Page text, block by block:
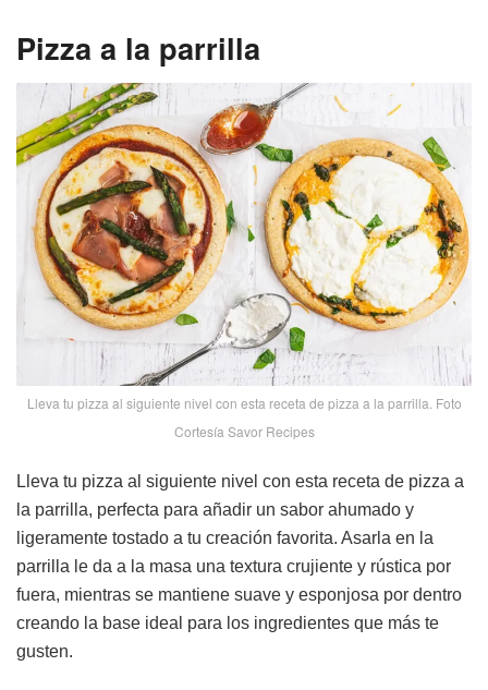
Pizza a la parrilla
Lleva tu pizza al siguiente nivel con esta receta de pizza a la parrilla. Foto
Cortesía Savor Recipes
Lleva tu pizza al siguiente nivel con esta receta de pizza a
la parrilla, perfecta para añadir un sabor ahumado y
ligeramente tostado a tu creación favorita. Asarla en la
parrilla le da a la masa una textura crujiente y rústica por
fuera, mientras se mantiene suave y esponjosa por dentro
creando la base ideal para los ingredientes que más te
gusten.